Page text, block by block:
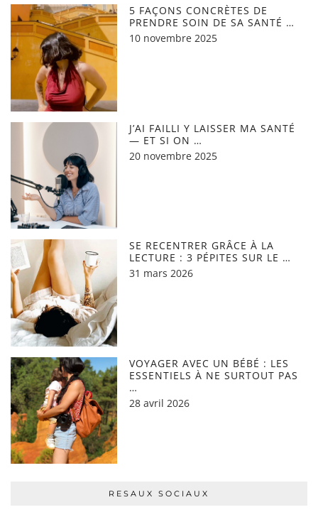
5 FAÇONS CONCRÈTES DE
PRENDRE SOIN DE SA SANTÉ …
10 novembre 2025
J’AI FAILLI Y LAISSER MA SANTÉ
— ET SI ON …
20 novembre 2025
SE RECENTRER GRÂCE À LA
LECTURE : 3 PÉPITES SUR LE …
31 mars 2026
VOYAGER AVEC UN BÉBÉ : LES
ESSENTIELS À NE SURTOUT PAS
…
28 avril 2026
RESAUX SOCIAUX